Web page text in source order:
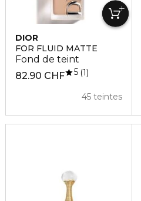
DIOR
FOR FLUID MATTE
Fond de teint
82.90 CHF
45 teintes
5 1